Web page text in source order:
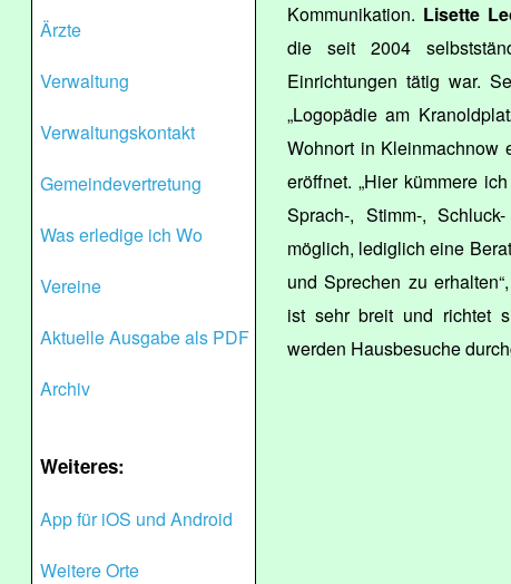
Ärzte
Verwaltung
Verwaltungskontakt
Gemeindevertretung
Was erledige ich Wo
Vereine
Aktuelle Ausgabe als PDF
Archiv
Weiteres:
App für iOS und Android
Weitere Orte
Kommunikation. Lisette
die seit 2004
Einrichtungen tätig war.
„Logopädie am
Wohnort in Kleinmachnow
eröffnet. „Hier kümmere
Sprach-, Stimm-,
möglich, lediglich eine
und Sprechen zu
ist sehr breit und richtet
werden Hausbesuche